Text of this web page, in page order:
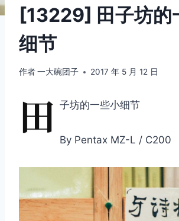
[13229] 田子坊的
细节
作者一大碗团子 2017 年 5 月 12 日
田 子坊的一些小细节
By Pentax MZ-L / C200